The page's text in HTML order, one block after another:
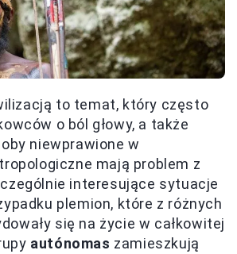
to temat, który często
o ból głowy, a także
niewprawione w
mają problem z
interesujące sytuacje
plemion, które z różnych
się na życie w całkowitej
autónomas zamieszkują